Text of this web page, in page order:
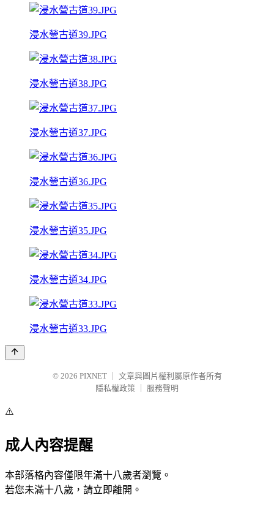
浸水營古道39.JPG
浸水營古道38.JPG
浸水營古道37.JPG
浸水營古道36.JPG
浸水營古道35.JPG
浸水營古道34.JPG
浸水營古道33.JPG
© 2026 PIXNET
文章與圖片權利屬原作者所有
隱私權政策
服務聲明
⚠️
成人內容提醒
本部落格內容僅限年滿十八歲者瀏覽。
若您未滿十八歲，請立即離開。